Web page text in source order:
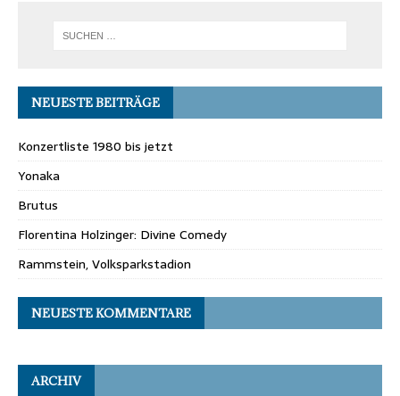
NEUESTE BEITRÄGE
Konzertliste 1980 bis jetzt
Yonaka
Brutus
Florentina Holzinger: Divine Comedy
Rammstein, Volksparkstadion
NEUESTE KOMMENTARE
ARCHIV